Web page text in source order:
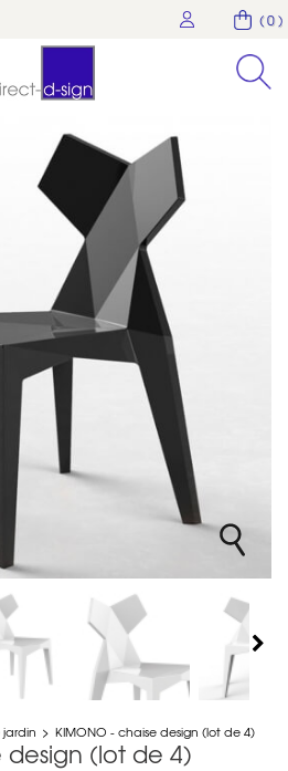
( 0 )
jardin > KIMONO - chaise design (lot de 4)
design (lot de 4)